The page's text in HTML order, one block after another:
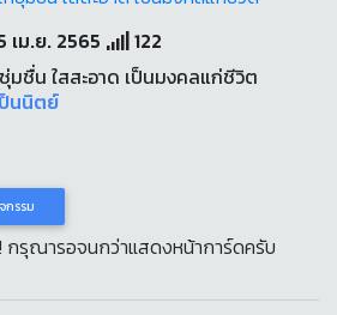
เม.ย. 2565
122
ชุ่มชื่น ใสสะอาด เป็นมงคลแก่ชีวิต
นนิตย์
กรรม
กรุณารอจนกว่าแสดงหน้าการ์ดครับ